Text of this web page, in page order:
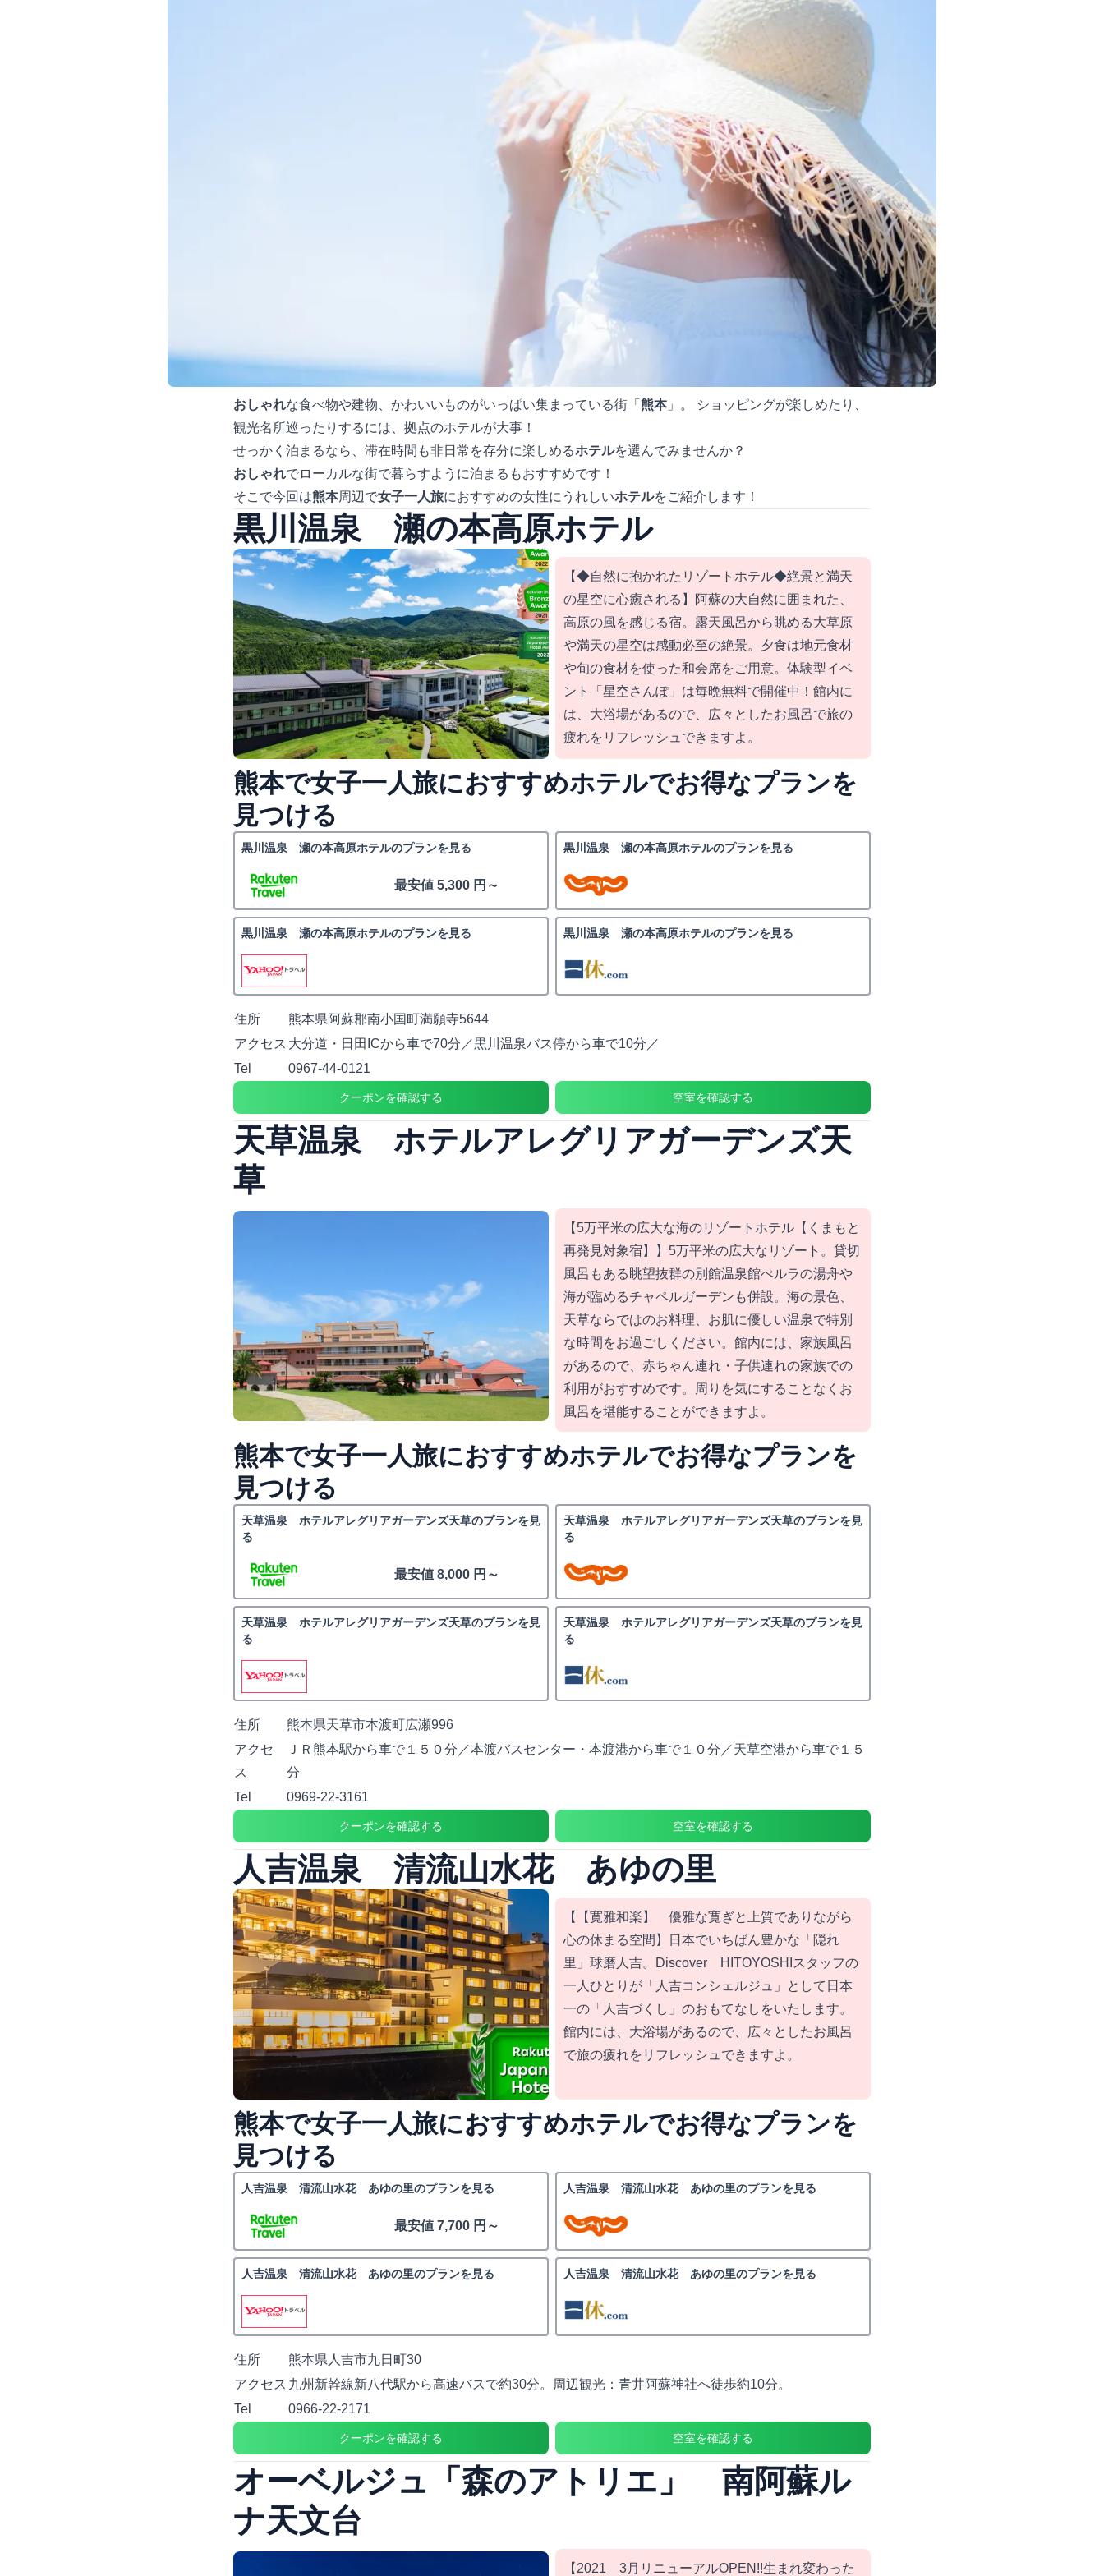
おしゃれな食べ物や建物、かわいいものがいっぱい集まっている街「 熊本」。 ショッピングが楽しめたり、
観光名所巡ったりするには、拠点のホテルが大事！
せっかく泊まるなら、滞在時間も非日常を存分に楽しめるホテルを選んでみませんか？
おしゃれでローカルな街で暮らすように泊まるもおすすめです！
そこで今回は熊本周辺で女子一人旅におすすめの女性にうれしいホテルをご紹介します！
黒川温泉 瀬の本高原ホテル
【◆自然に抱かれたリゾートホテル◆絶景と満天
の星空に心癒される】阿蘇の大自然に囲まれた、
高原の風を感じる宿。露天風呂から眺める大草原
や満天の星空は感動必至の絶景。夕食は地元食材
や旬の食材を使った和会席をご用意。体験型イベ
ント「星空さんぽ」は毎晩無料で開催中！館内に
は、大浴場があるので、広々としたお風呂で旅の
疲れをリフレッシュできますよ。
熊本で女子一人旅におすすめホテルでお得なプランを
見つける
黒川温泉 瀬の本高原ホテルのプランを見る
最安値 5,300 円～
黒川温泉 瀬の本高原ホテルのプランを見る
黒川温泉 瀬の本高原ホテルのプランを見る 黒川温泉 瀬の本高原ホテルのプランを見る
住所
熊本県阿蘇郡南小国町満願寺5644
アクセス 大分道・日田ICから車で70分／黒川温泉バス停から車で10分／
Tel
0967-44-0121
クーポンを確認する 空室を確認する
天草温泉 ホテルアレグリアガーデンズ天
草
【5万平米の広大な海のリゾートホテル【くまもと
再発見対象宿】】5万平米の広大なリゾート。貸切
風呂もある眺望抜群の別館温泉館ぺルラの湯舟や
海が臨めるチャペルガーデンも併設。海の景色、
天草ならではのお料理、お肌に優しい温泉で特別
な時間をお過ごしください。館内には、家族風呂
があるので、赤ちゃん連れ・子供連れの家族での
利用がおすすめです。周りを気にすることなくお
風呂を堪能することができますよ。
熊本で女子一人旅におすすめホテルでお得なプランを
見つける
天草温泉 ホテルアレグリアガーデンズ天草のプランを見
る
最安値 8,000 円～
天草温泉 ホテルアレグリアガーデンズ天草のプランを見
る
天草温泉 ホテルアレグリアガーデンズ天草のプランを見
る
天草温泉 ホテルアレグリアガーデンズ天草のプランを見
る
住所
熊本県天草市本渡町広瀬996
アクセ
ス
ＪＲ熊本駅から車で１５０分／本渡バスセンター・本渡港から車で１０分／天草空港から車で１５
分
Tel
0969-22-3161
クーポンを確認する 空室を確認する
人吉温泉 清流山水花 あゆの里
【【寛雅和楽】 優雅な寛ぎと上質でありながら
心の休まる空間】日本でいちばん豊かな「隠れ
里」球磨人吉。Discover HITOYOSHIスタッフの
一人ひとりが「人吉コンシェルジュ」として日本
一の「人吉づくし」のおもてなしをいたします。
館内には、大浴場があるので、広々としたお風呂
で旅の疲れをリフレッシュできますよ。
熊本で女子一人旅におすすめホテルでお得なプランを
見つける
人吉温泉 清流山水花 あゆの里のプランを見る
最安値 7,700 円～
人吉温泉 清流山水花 あゆの里のプランを見る
人吉温泉 清流山水花 あゆの里のプランを見る 人吉温泉 清流山水花 あゆの里のプランを見る
住所
熊本県人吉市九日町30
アクセス 九州新幹線新八代駅から高速バスで約30分。周辺観光：青井阿蘇神社へ徒歩約10分。
Tel
0966-22-2171
クーポンを確認する 空室を確認する
オーベルジュ「森のアトリエ」 南阿蘇ル
ナ天文台
【2021 3月リニューアルOPEN!!生まれ変わった